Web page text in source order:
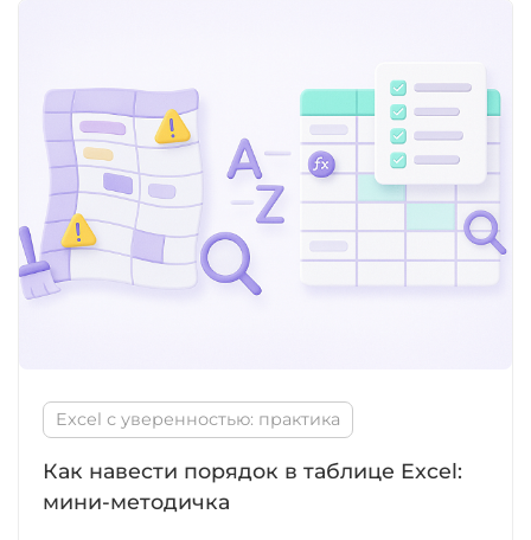
Excel с уверенностью: практика
Как навести порядок в таблице Excel:
мини-методичка